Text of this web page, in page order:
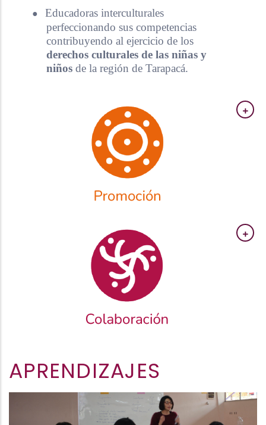
●
Educadoras interculturales
perfeccionando sus competencias
contribuyendo al ejercicio de los
derechos culturales de las niñas y
niños de la región de Tarapacá.
APRENDIZAJES